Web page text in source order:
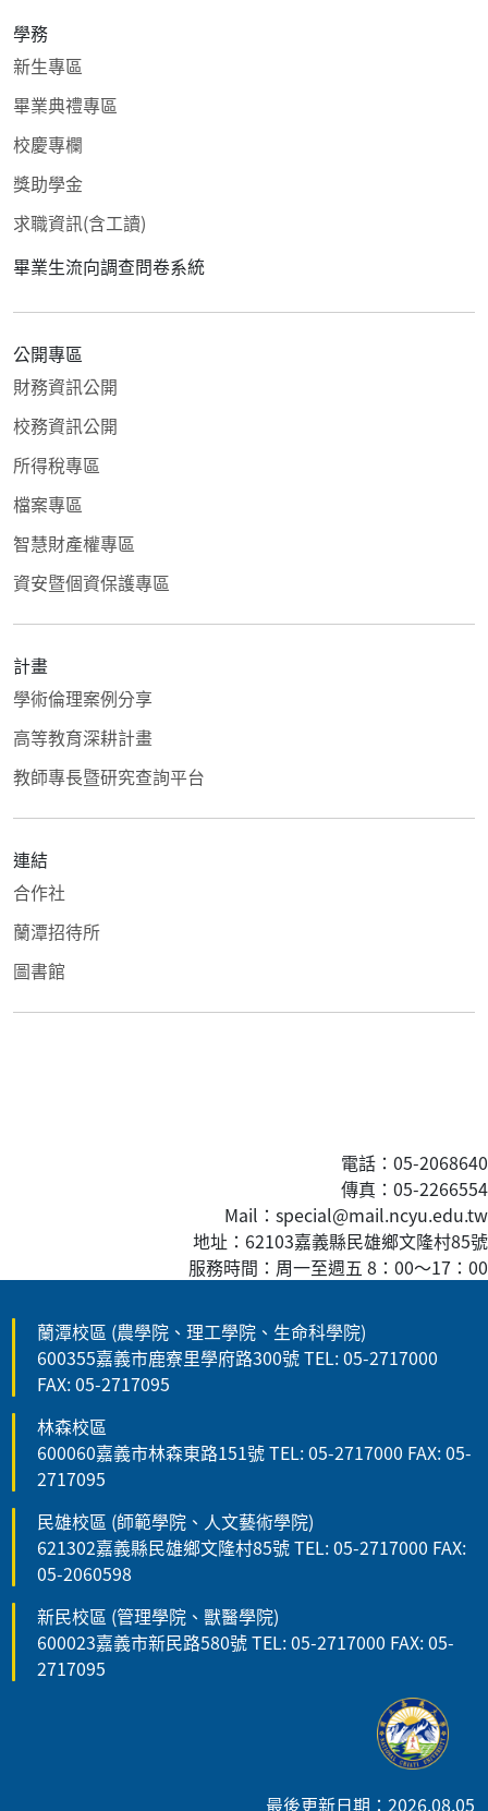
學務
新生專區
畢業典禮專區
校慶專欄
獎助學金
求職資訊(含工讀)
畢業生流向調查問卷系統
公開專區
財務資訊公開
校務資訊公開
所得稅專區
檔案專區
智慧財產權專區
資安暨個資保護專區
計畫
學術倫理案例分享
高等教育深耕計畫
教師專長暨研究查詢平台
連結
合作社
蘭潭招待所
圖書館
電話：05-2068640
傳真 ：05-2266554
Mail：special@mail.ncyu.edu.tw
地址：62103嘉義縣民雄鄉文隆村85號
服務時間：周一至週五 8：00～17：00
蘭潭校區 (農學院、理工學院、生命科學院)
600355嘉義市鹿寮里學府路300號 TEL: 05-2717000
FAX: 05-2717095
林森校區
600060嘉義市林森東路151號 TEL: 05-2717000 FAX: 05-
2717095
民雄校區 (師範學院、人文藝術學院)
621302嘉義縣民雄鄉文隆村85號 TEL: 05-2717000 FAX:
05-2060598
新民校區 (管理學院、獸醫學院)
600023嘉義市新民路580號 TEL: 05-2717000 FAX: 05-
2717095
最後更新日期：2026.08.05